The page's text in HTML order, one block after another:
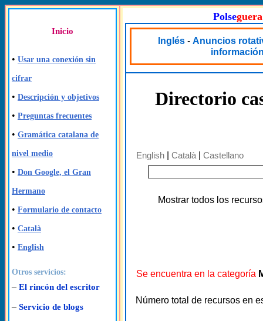
Inicio
• Usar una conexión sin
cifrar
• Descripción y objetivos
• Preguntas frecuentes
• Gramática catalana de
nivel medio
• Don Google, el Gran
Hermano
• Formulario de contacto
• Català
• English
Otros servicios:
– El rincón del escritor
– Servicio de blogs
Polseguera
Inglés- Anuncios
Directorio
English Català Castellano
Mostrar todos los
Se encuentra en la categoría
Número total de recursos en